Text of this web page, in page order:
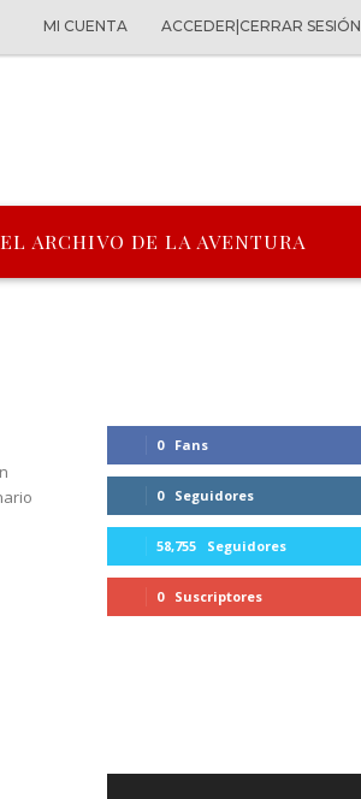
MI CUENTA ACCEDER|CERRAR SESIÓN
EL ARCHIVO DE LA AVENTURA
0 Fans
0 Seguidores
58,755 Seguidores
0 Suscriptores